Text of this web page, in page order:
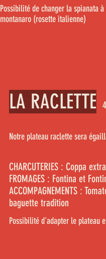
Possibilité de changer la spianata
montanaro (rosette italienne)
LA RACLETTE
Notre plateau raclette sera
CHARCUTERIES : Coppa
FROMAGES : Fontina et
ACCOMPAGNEMENTS :
baguette tradition
Possibilité d'adapter le plateau